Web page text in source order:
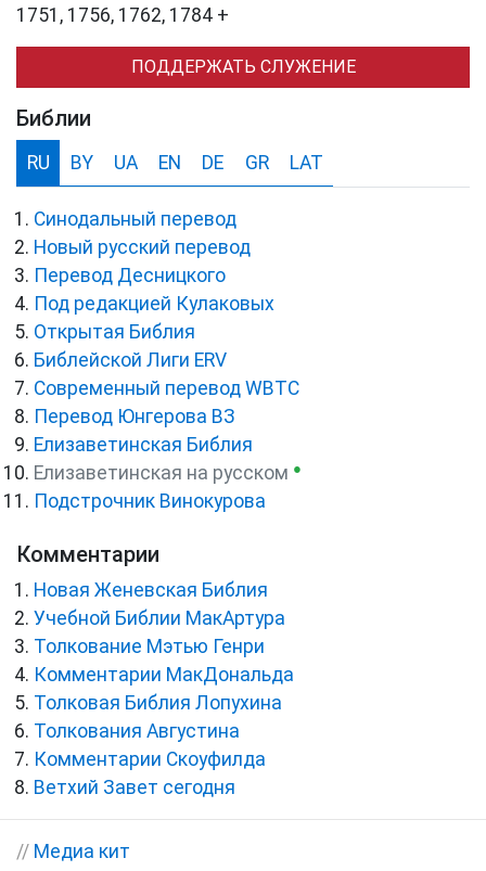
1751, 1756, 1762, 1784 +
ПОДДЕРЖАТЬ СЛУЖЕНИЕ
Библии
RU BY UA EN DE GR LAT
Синодальный перевод
Новый русский перевод
Перевод Десницкого
Под редакцией Кулаковых
Открытая Библия
Библейской Лиги ERV
Cовременный перевод WBTC
Перевод Юнгерова ВЗ
Елизаветинская Библия
Елизаветинская на русском ●
Подстрочник Винокурова
Комментарии
Новая Женевская Библия
Учебной Библии МакАртура
Толкование Мэтью Генри
Комментарии МакДональда
Толковая Библия Лопухина
Толкования Августина
Комментарии Скоуфилда
Ветхий Завет сегодня
// Медиа кит